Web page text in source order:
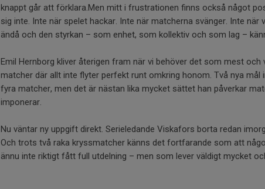
knappt går att förklara.Men mitt i frustrationen finns också något
sig inte. Inte när spelet hackar. Inte när matcherna svänger. Inte
ändå och den styrkan – som enhet, som kollektiv och som lag –
Emil Hernborg kliver återigen fram när vi behöver det som mest
matcher där allt inte flyter perfekt runt omkring honom. Två nya
fyra matcher, men det är nästan lika mycket sättet han påverkar
imponerar.
Nu väntar ny uppgift direkt. Serieledande Viskafors borta redan
Och trots två raka kryssmatcher känns det fortfarande som att
ännu inte riktigt fått full utdelning – men som lever väldigt mycket